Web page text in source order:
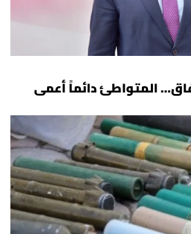
المتواطئ دائماً أعمى